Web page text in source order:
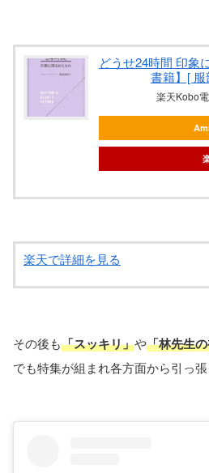
どうせ24時間 印象
書籍】[
楽天Kobo
楽天で詳細を見る
その後も「スッキリ」や「林先生
でも特集が組まれ各方面から引っ張